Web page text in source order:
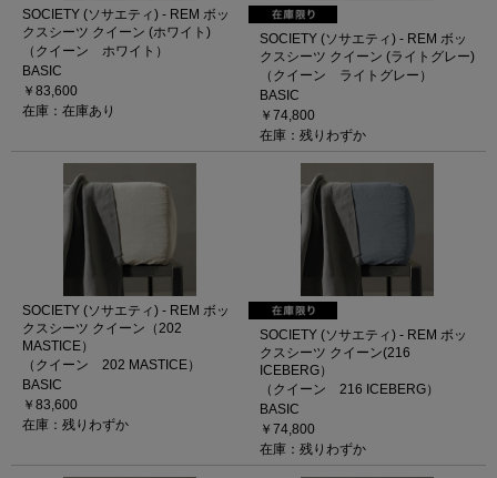
SOCIETY (ソサエティ) - REM ボッ
クスシーツ クイーン (ホワイト)
（クイーン ホワイト）
BASIC
￥83,600
在庫：在庫あり
SOCIETY (ソサエティ) - REM ボッ
クスシーツ クイーン (ライトグレー)
（クイーン ライトグレー）
BASIC
￥74,800
在庫：残りわずか
SOCIETY (ソサエティ) - REM ボッ
クスシーツ クイーン（202
MASTICE）
（クイーン 202 MASTICE）
BASIC
￥83,600
在庫：残りわずか
SOCIETY (ソサエティ) - REM ボッ
クスシーツ クイーン(216
ICEBERG）
（クイーン 216 ICEBERG）
BASIC
￥74,800
在庫：残りわずか